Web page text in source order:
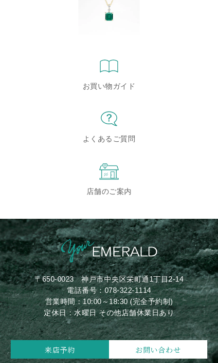
お買い物ガイド
よくあるご質問
店舗のご案内
〒650-0023神戸市中央区栄町通1丁目2-14
電話番号：078-322-1114
営業時間：10:00～18:30 (完全予約制)
定休日：水曜日 その他店舗休業日あり
来店予約 お問い合わせ